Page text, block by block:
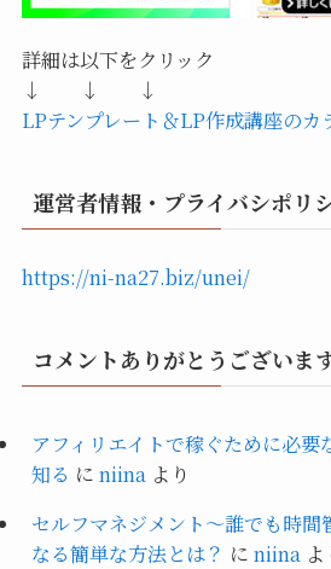
詳細は以下をクリック
↓ ↓ ↓
LPテンプレート＆LP作成講座のカ
運営者情報・プライバシポリ
https://ni-na27.biz/unei/
コメントありがとうございま
アフィリエイトで稼ぐために必要
知る に niinaより
セルフマネジメント～誰でも時間
なる簡単な方法とは？ に niinaよ